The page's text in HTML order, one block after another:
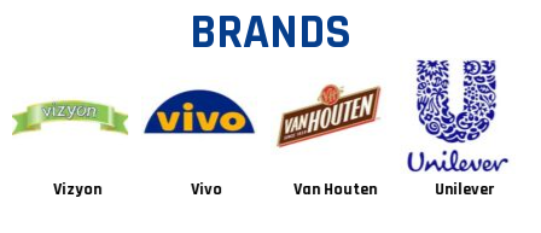
BRANDS
Vizyon Vivo Van Houten Unilever